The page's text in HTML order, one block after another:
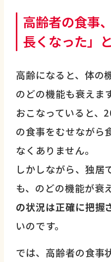
高齢者の食事
長くなった」
高齢になると、体の
のどの機能も衰えま
おこなっていると、
の食事をむせながら
なくありません。
しかしながら、独居
も、のどの機能が衰
の状況は正確に把握
いのです。
では、高齢者の食事